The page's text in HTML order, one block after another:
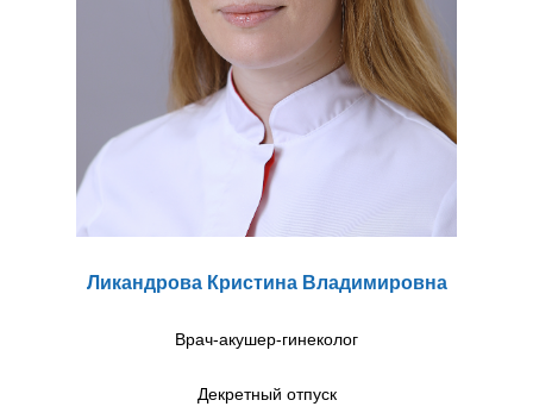
Ликандрова Кристина Владимировна
Врач-акушер-гинеколог
Декретный отпуск